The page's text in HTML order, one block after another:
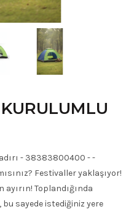
- 38383800400 - -
Festivaller yaklaşıyor!
Toplandığında
sayede istediğiniz yere